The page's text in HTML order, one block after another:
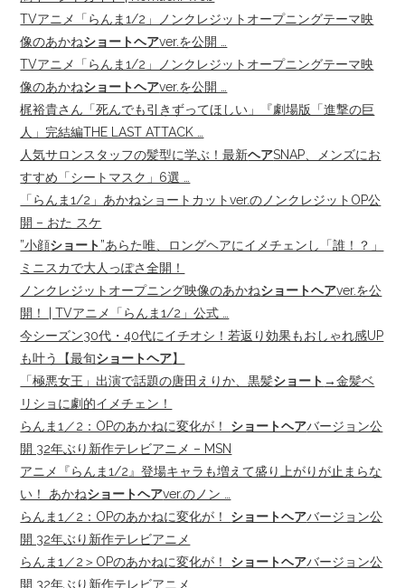
TVアニメ「らんま1/2」ノンクレジットオープニングテーマ映
像のあかねショートヘアver.を公開 …
TVアニメ「らんま1/2」ノンクレジットオープニングテーマ映
像のあかねショートヘアver.を公開 …
梶裕貴さん「死んでも引きずってほしい」『劇場版「進撃の巨
人」完結編THE LAST ATTACK …
人気サロンスタッフの髪型に学ぶ！最新ヘアSNAP、メンズにお
すすめ「シートマスク」6選 …
「らんま1/2」あかねショートカットver.のノンクレジットOP公
開 – おた スケ
”小顔ショート”あらた唯、ロングヘアにイメチェンし「誰！？」
ミニスカで大人っぽさ全開！
ノンクレジットオープニング映像のあかねショートヘアver.を公
開！ | TVアニメ「らんま1/2」公式 …
今シーズン30代・40代にイチオシ！若返り効果もおしゃれ感UP
も叶う【最旬ショートヘア】
「極悪女王」出演で話題の唐田えりか、黒髪ショート →金髪ベ
リショに劇的イメチェン！
らんま1／2：OPのあかねに変化が！ ショートヘアバージョン公
開 32年ぶり新作テレビアニメ – MSN
アニメ『らんま1/2』登場キャラも増えて盛り上がりが止まらな
い！ あかねショートヘアver.のノン …
らんま1／2：OPのあかねに変化が！ ショートヘアバージョン公
開 32年ぶり新作テレビアニメ
らんま1／2＞OPのあかねに変化が！ ショートヘアバージョン公
開 32年ぶり新作テレビアニメ